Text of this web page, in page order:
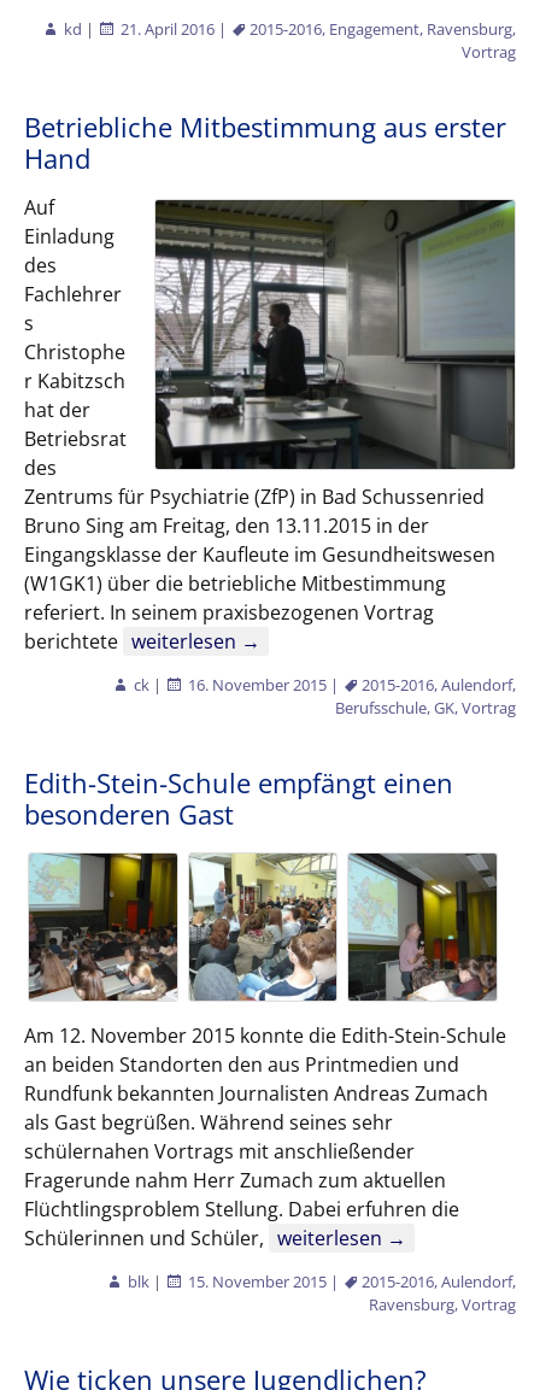
kd | 21. April 2016 | 2015-2016, Engagement, Ravensburg,
Vortrag
Betriebliche Mitbestimmung aus erster
Hand
Auf
Einladung
des
Fachlehrer
s
Christophe
r Kabitzsch
hat der
Betriebsrat
des
Zentrums für Psychiatrie (ZfP) in Bad Schussenried
Bruno Sing am Freitag, den 13.11.2015 in der
Eingangsklasse der Kaufleute im Gesundheitswesen
(W1GK1) über die betriebliche Mitbestimmung
referiert. In seinem praxisbezogenen Vortrag
berichtete Betriebliche Mitbestimmung aus erster Hand
weiterlesen →
ck | 16. November 2015 | 2015-2016,Aulendorf,
Berufsschule,GK,Vortrag
Edith-Stein-Schule empfängt einen
besonderen Gast
Am 12. November 2015 konnte die Edith-Stein-Schule
an beiden Standorten den aus Printmedien und
Rundfunk bekannten Journalisten Andreas Zumach
als Gast begrüßen. Während seines sehr
schülernahen Vortrags mit anschließender
Fragerunde nahm Herr Zumach zum aktuellen
Flüchtlingsproblem Stellung. Dabei erfuhren die
Schülerinnen und Schüler, Edith-Stein-Schule
weiterlesen →
blk | 15. November 2015 | 2015-2016,Aulendorf,
Ravensburg,Vortrag
Wie ticken unsere Jugendlichen?